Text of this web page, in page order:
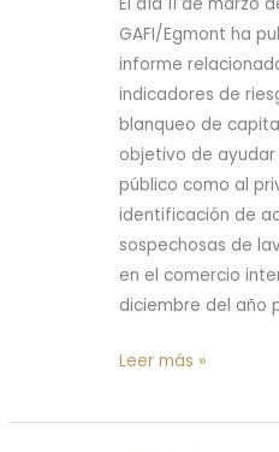
GAFI/Egmont ha
informe
indicadores de
blanqueo de
objetivo de
público como al
identificación de
sospechosas de
en el comercio
diciembre del año
en
el
Comercio
de
2021
Leer más »